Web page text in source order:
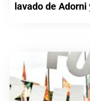
lavado de Adorni